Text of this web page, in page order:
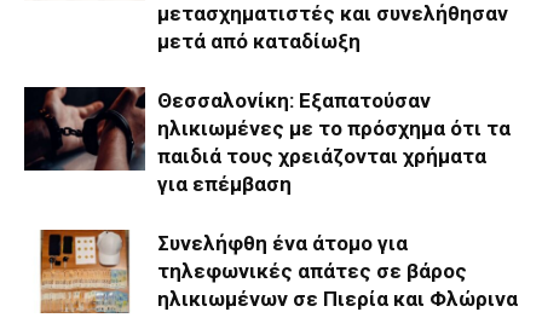
μετασχηματιστές και συνελήθησαν
μετά από καταδίωξη
Θεσσαλονίκη: Εξαπατούσαν
ηλικιωμένες με το πρόσχημα ότι τα
παιδιά τους χρειάζονται χρήματα
για επέμβαση
Συνελήφθη ένα άτομο για
τηλεφωνικές απάτες σε βάρος
ηλικιωμένων σε Πιερία και Φλώρινα